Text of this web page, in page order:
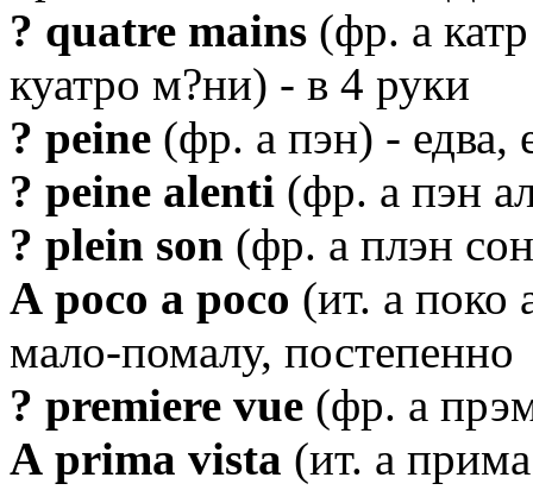
? quatre mains (фр. а
куатро м?ни) - в 4 руки
? peine (фр. а пэн) - едва,
? peine alenti (фр. а пэн
? plein son (фр. а плэн
А росо а росо (ит. а поко
мало-помалу, постепенно
? premiere vue (фр. а
А prima vista (ит. а